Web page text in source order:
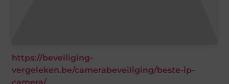
https://beveiliging-
vergeleken.be/camerabeveiliging/beste-ip-